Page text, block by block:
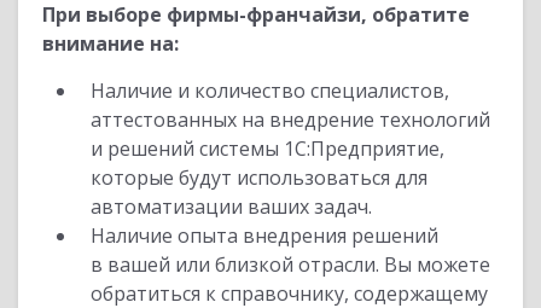
При выборе фирмы-франчайзи, обратите
внимание на:
Наличие и количество специалистов,
аттестованных на внедрение технологий
и решений системы 1С:Предприятие,
которые будут использоваться для
автоматизации ваших задач.
Наличие опыта внедрения решений
в вашей или близкой отрасли. Вы можете
обратиться к справочнику, содержащему